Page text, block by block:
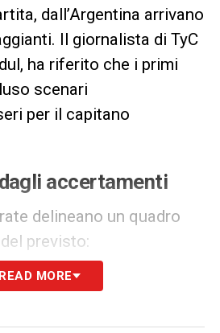
dall’Argentina arrivano
Il giornalista di TyC
ha riferito che i primi
scenari
per il capitano
accertamenti
delineano un quadro
previsto:
grave:si tratterebbe di un
READ MORE